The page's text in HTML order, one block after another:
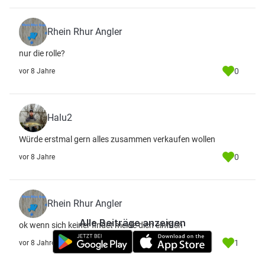
Rhein Rhur Angler
nur die rolle?
vor 8 Jahre 0
Halu2
Würde erstmal gern alles zusammen verkaufen wollen
vor 8 Jahre 0
Rhein Rhur Angler
ok wenn sich keiner findet melde dich einfach
vor 8 Jahre 1
Alle Beiträge anzeigen